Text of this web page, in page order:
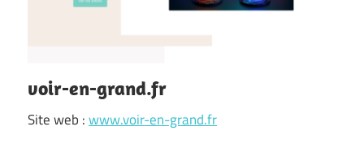
voir-en-grand.fr
Site web :www.voir-en-grand.fr